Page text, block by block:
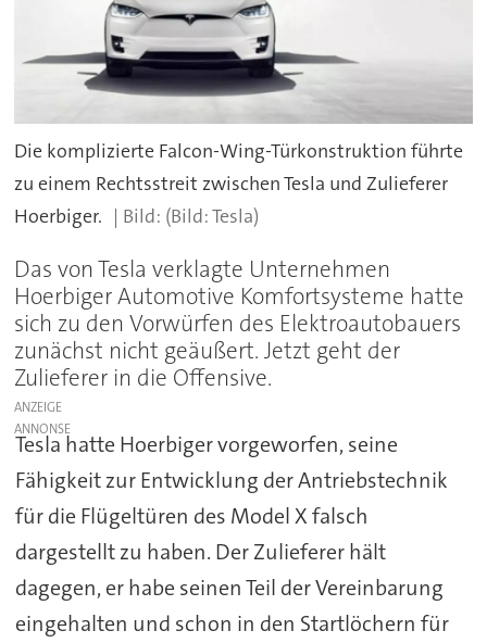
Die komplizierte Falcon-Wing-Türkonstruktion führte
zu einem Rechtsstreit zwischen Tesla und Zulieferer
Hoerbiger.
(Bild: Tesla)
Das von Tesla verklagte Unternehmen
Hoerbiger Automotive Komfortsysteme hatte
sich zu den Vorwürfen des Elektroautobauers
zunächst nicht geäußert. Jetzt geht der
Zulieferer in die Offensive.
ANZEIGE
Tesla hatte Hoerbiger vorgeworfen, seine
Fähigkeit zur Entwicklung der Antriebstechnik
für die Flügeltüren des Model X falsch
dargestellt zu haben. Der Zulieferer hält
dagegen, er habe seinen Teil der Vereinbarung
eingehalten und schon in den Startlöchern für